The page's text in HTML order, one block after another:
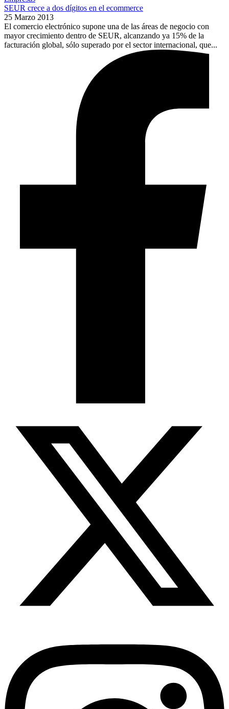
SEUR crece a dos dígitos en el ecommerce
25 Marzo 2013
El comercio electrónico supone una de las áreas de negocio con
mayor crecimiento dentro de SEUR, alcanzando ya 15% de la
facturación global, sólo superado por el sector internacional, que...